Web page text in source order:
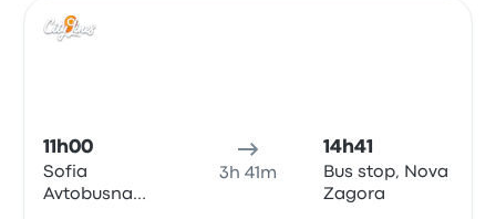
11h00
Sofia
Avtobusna
3h 41m
14h41
Bus stop, Nova
Zagora